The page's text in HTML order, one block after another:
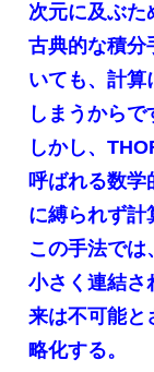
次元に及ぶた
古典的な積分
いても、計算
しまうからで
しかし、
呼ばれる数学
に縛られず計
この手法では
小さく連結さ
来は不可能と
略化する。